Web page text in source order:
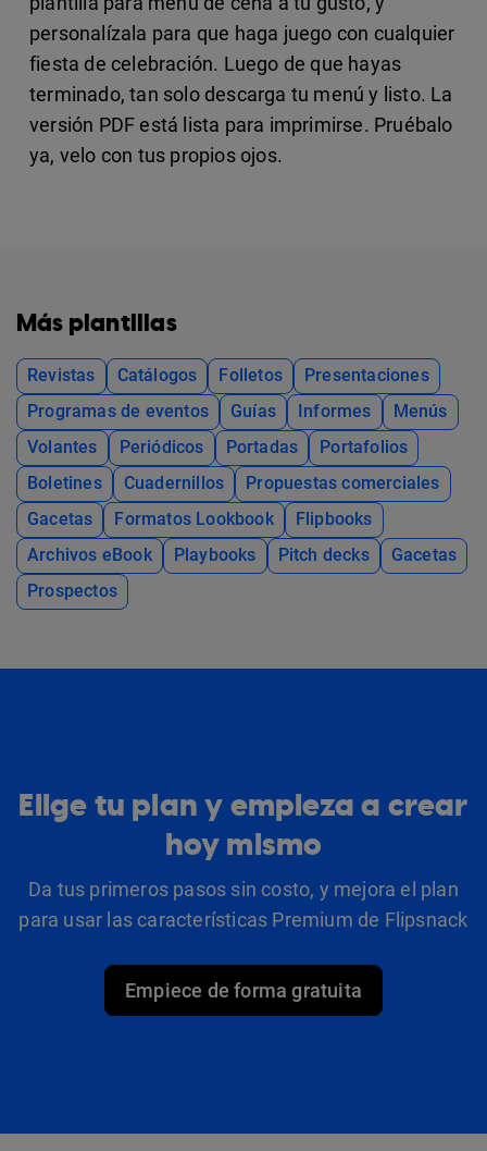
personalízala para que haga juego con cualquier
fiesta de celebración. Luego de que hayas
terminado, tan solo descarga tu menú y listo. La
versión PDF está lista para imprimirse. Pruébalo
ya, velo con tus propios ojos.
Más plantillas
Revistas Catálogos Folletos
Presentaciones
Programas de eventos
Guías Informes
Menús
Volantes
Periódicos Portadas
Portafolios
Boletines
Cuadernillos
Propuestas comerciales
Gacetas
Formatos Lookbook
Flipbooks
Archivos eBook
Playbooks Pitch decks
Gacetas
Prospectos
Elige tu plan y empieza a crear
hoy mismo
Da tus primeros pasos sin costo, y mejora el plan
para usar las características Premium de Flipsnack
Empiece de forma gratuita